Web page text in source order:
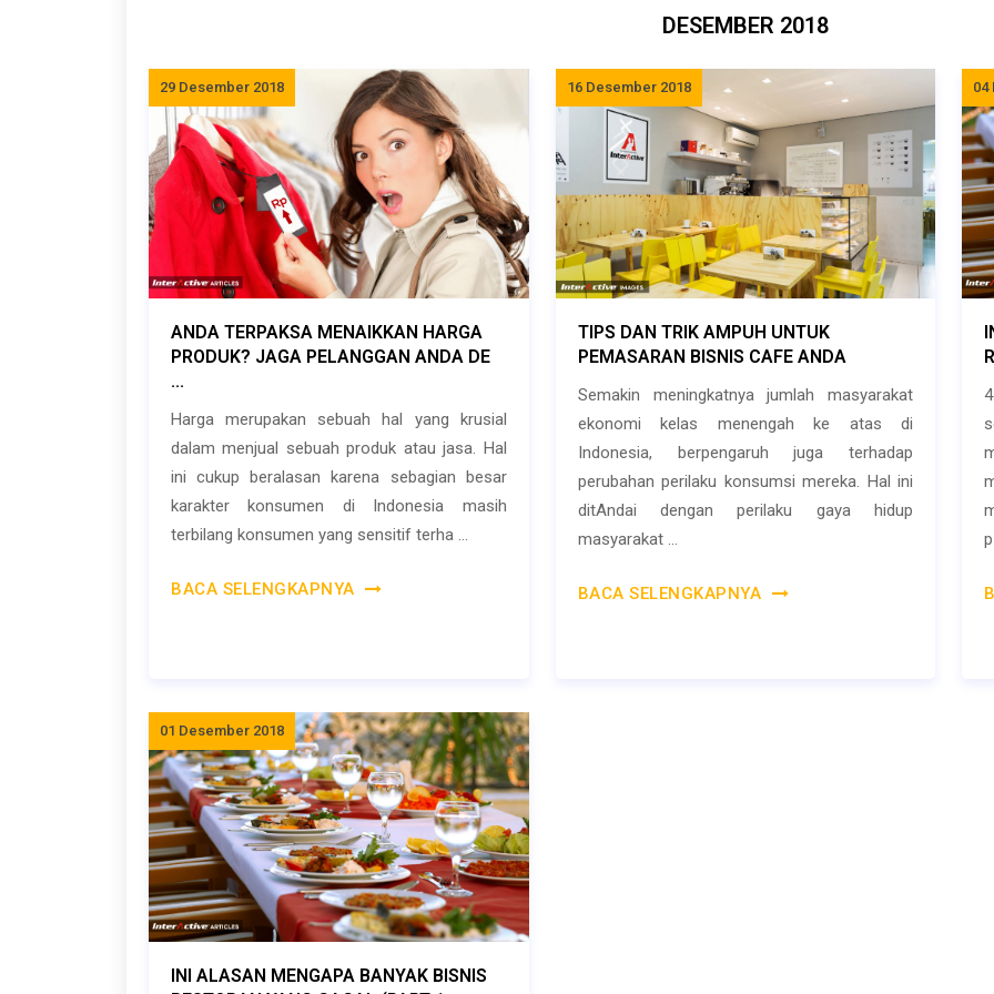
DESEMBER 2018
29 Desember 2018
ANDA TERPAKSA MENAIKKAN HARGA
PRODUK? JAGA PELANGGAN ANDA DE
...
Harga merupakan sebuah hal yang krusial
dalam menjual sebuah produk atau jasa. Hal
ini cukup beralasan karena sebagian besar
karakter konsumen di Indonesia masih
terbilang konsumen yang sensitif terha ...
BACA SELENGKAPNYA
16 Desember 2018
TIPS DAN TRIK AMPUH UNTUK
PEMASARAN BISNIS CAFE ANDA
Semakin meningkatnya jumlah masyarakat
ekonomi kelas menengah ke atas di
Indonesia, berpengaruh juga terhadap
perubahan perilaku konsumsi mereka. Hal ini
ditAndai dengan perilaku gaya hidup
masyarakat ...
BACA SELENGKAPNYA
04
01 Desember 2018
INI ALASAN MENGAPA BANYAK BISNIS